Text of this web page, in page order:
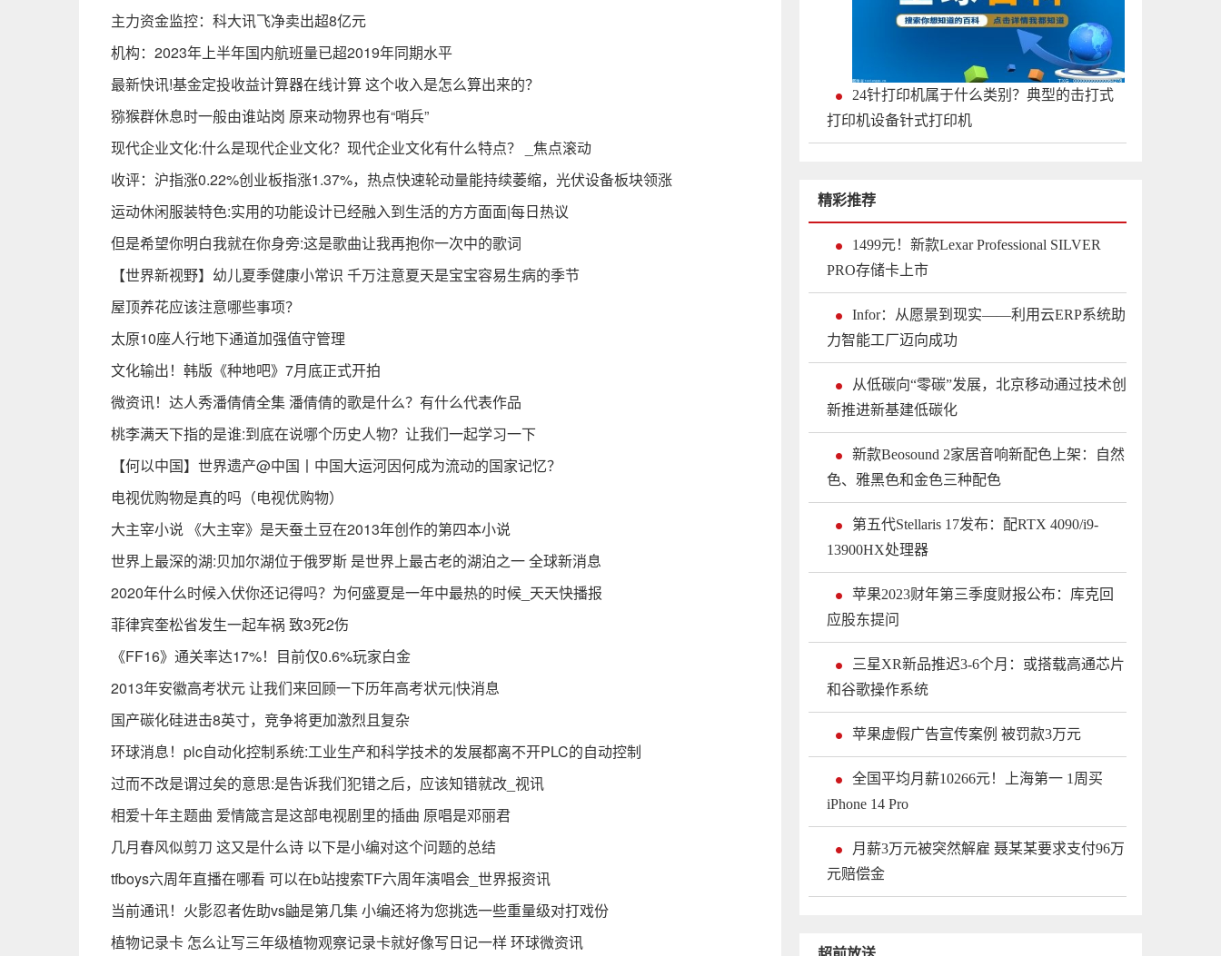
主力资金监控：科大讯飞净卖出超8亿元
机构：2023年上半年国内航班量已超2019年同期水平
最新快讯!基金定投收益计算器在线计算 这个收入是怎么算出来的？
猕猴群休息时一般由谁站岗 原来动物界也有“哨兵”
现代企业文化:什么是现代企业文化？现代企业文化有什么特点？ _焦点滚动
收评：沪指涨0.22%创业板指涨1.37%，热点快速轮动量能持续萎缩，光伏设备板块领涨
运动休闲服装特色:实用的功能设计已经融入到生活的方方面面|每日热议
但是希望你明白我就在你身旁:这是歌曲让我再抱你一次中的歌词
【世界新视野】幼儿夏季健康小常识 千万注意夏天是宝宝容易生病的季节
屋顶养花应该注意哪些事项？
太原10座人行地下通道加强值守管理
文化输出！韩版《种地吧》7月底正式开拍
微资讯！达人秀潘倩倩全集 潘倩倩的歌是什么？有什么代表作品
桃李满天下指的是谁:到底在说哪个历史人物？让我们一起学习一下
【何以中国】世界遗产@中国丨中国大运河因何成为流动的国家记忆？
电视优购物是真的吗（电视优购物）
大主宰小说 《大主宰》是天蚕土豆在2013年创作的第四本小说
世界上最深的湖:贝加尔湖位于俄罗斯 是世界上最古老的湖泊之一 全球新消息
2020年什么时候入伏你还记得吗？为何盛夏是一年中最热的时候_天天快播报
菲律宾奎松省发生一起车祸 致3死2伤
《FF16》通关率达17%！目前仅0.6%玩家白金
2013年安徽高考状元 让我们来回顾一下历年高考状元|快消息
国产碳化硅进击8英寸，竞争将更加激烈且复杂
环球消息！plc自动化控制系统:工业生产和科学技术的发展都离不开PLC的自动控制
过而不改是谓过矣的意思:是告诉我们犯错之后，应该知错就改_视讯
相爱十年主题曲 爱情箴言是这部电视剧里的插曲 原唱是邓丽君
几月春风似剪刀 这又是什么诗 以下是小编对这个问题的总结
tfboys六周年直播在哪看 可以在b站搜索TF六周年演唱会_世界报资讯
当前通讯！火影忍者佐助vs鼬是第几集 小编还将为您挑选一些重量级对打戏份
植物记录卡 怎么让写三年级植物观察记录卡就好像写日记一样 环球微资讯
24针打印机属于什么类别？典型的击打式
打印机设备针式打印机
精彩推荐
1499元！新款Lexar Professional SILVER
PRO存储卡上市
Infor：从愿景到现实——利用云ERP系统助
力智能工厂迈向成功
从低碳向“零碳”发展，北京移动通过技术创
新推进新基建低碳化
新款Beosound 2家居音响新配色上架：自然
色、雅黑色和金色三种配色
第五代Stellaris 17发布：配RTX 4090/i9-
13900HX处理器
苹果2023财年第三季度财报公布：库克回
应股东提问
三星XR新品推迟3-6个月：或搭载高通芯片
和谷歌操作系统
苹果虚假广告宣传案例 被罚款3万元
全国平均月薪10266元！上海第一 1周买
iPhone 14 Pro
月薪3万元被突然解雇 聂某某要求支付96万
元赔偿金